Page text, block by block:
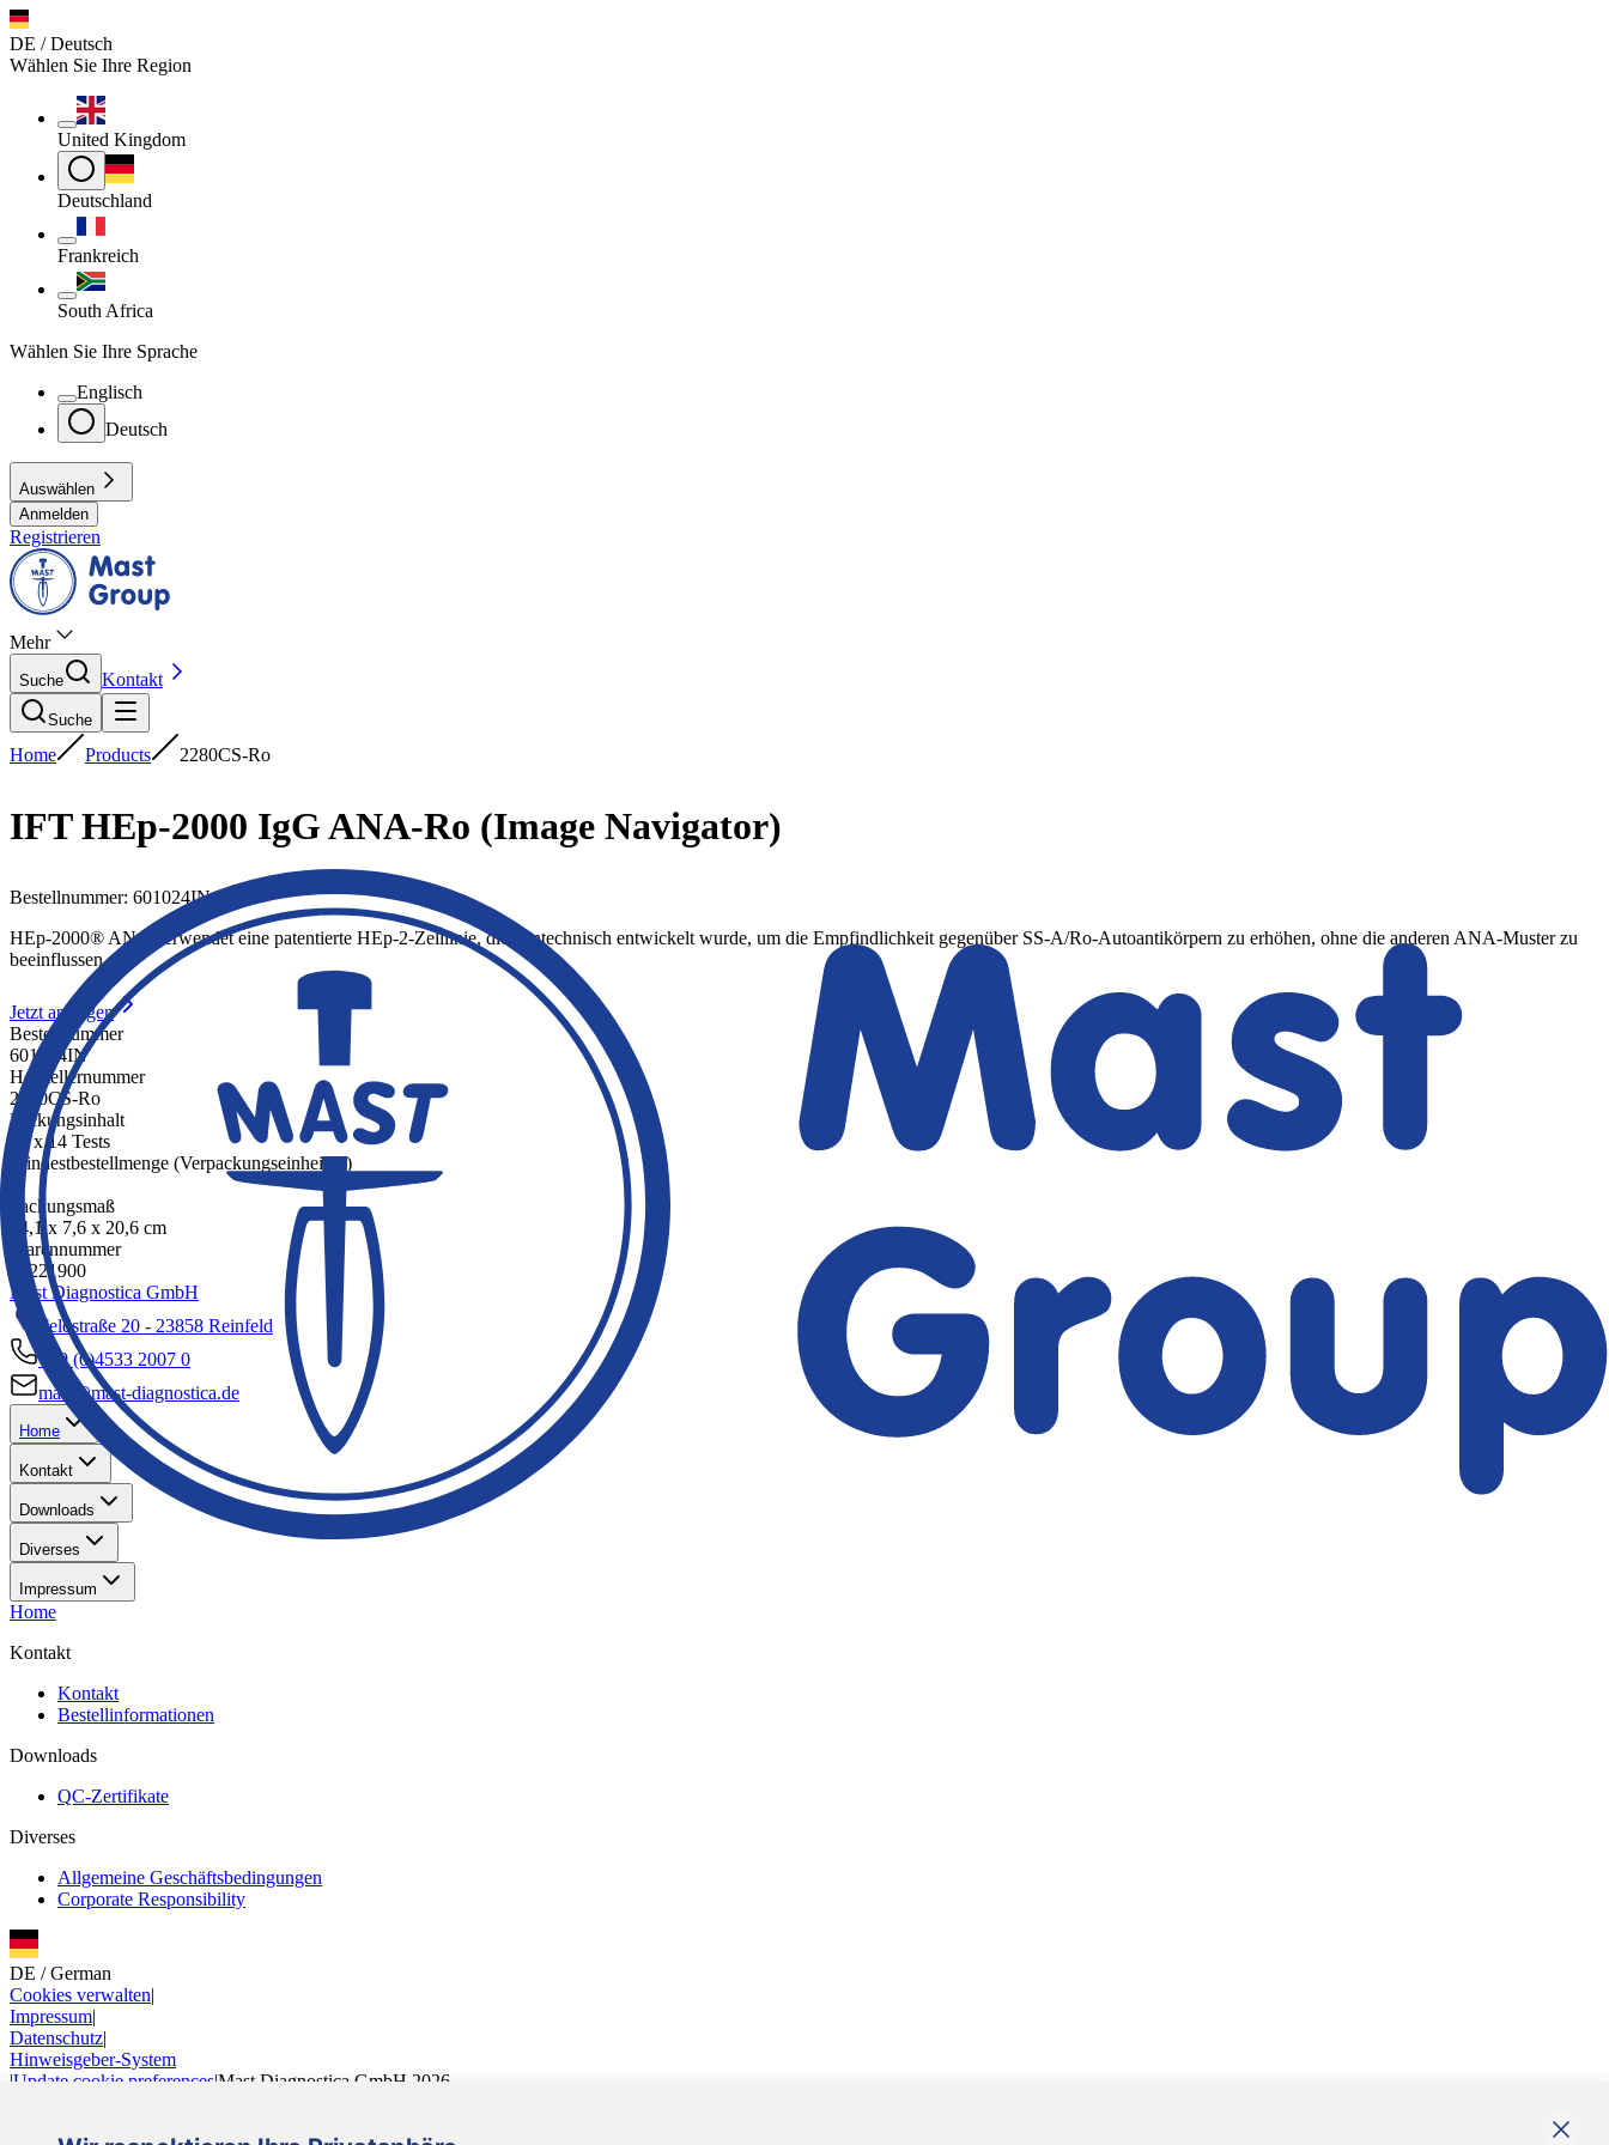
DE / Deutsch
Wählen Sie Ihre Region
United Kingdom
Deutschland
Frankreich
South Africa
Wählen Sie Ihre Sprache
Englisch
Deutsch
Auswählen
Anmelden
Registrieren
Mehr
Suche Kontakt
Suche
Home Products 2280CS-Ro
IFT HEp-2000 IgG ANA-Ro (Image Navigator)
Bestellnummer: 601024IN
HEp-2000® ANA verwendet eine patentierte HEp-2-Zelllinie, die gentechnisch entwickelt wurde, um die Empfindlichkeit gegenüber SS-A/Ro-Autoantikörpern zu erhöhen, ohne die anderen ANA-Muster zu
beeinflussen.
Jetzt anfragen
Bestellnummer
601024IN
Herstellernummer
2280CS-Ro
Packungsinhalt
20 x 14 Tests
Mindestbestellmenge (Verpackungseinheiten)
Packungsmaß
14,1 x 7,6 x 20,6 cm
Warennummer
38221900
Mast Diagnostica GmbH
Feldstraße 20 - 23858 Reinfeld
+49 (0)4533 2007 0
mast@mast-diagnostica.de
Home
Kontakt
Downloads
Diverses
Impressum
Home
Kontakt
Kontakt
Bestellinformationen
Downloads
QC-Zertifikate
Diverses
Allgemeine Geschäftsbedingungen
Corporate Responsibility
DE / German
Cookies verwalten|
Impressum|
Datenschutz|
Hinweisgeber-System
|Update cookie preferences|Mast Diagnostica GmbH 2026